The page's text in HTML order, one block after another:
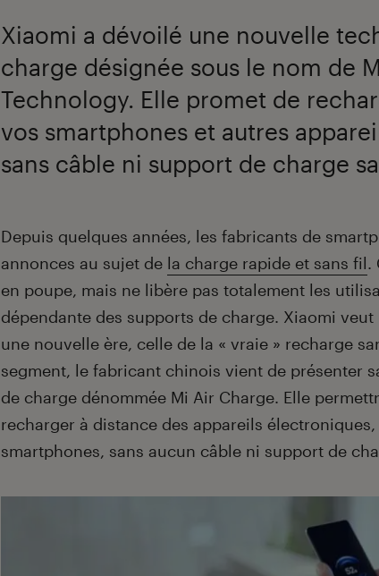
Xiaomi a dévoilé une nouvelle
charge désignée sous le nom de
Technology. Elle promet de
vos smartphones et autres
sans câble ni support de charge
Introduction
Depuis quelques années, les fabricants de
annonces au sujet de la charge rapide et sans fil.
en poupe, mais ne libère pas totalement les
dépendante des supports de charge. Xiaomi
une nouvelle ère, celle de la « vraie » recharge
segment, le fabricant chinois vient de présenter
de charge dénommée Mi Air Charge. Elle
recharger à distance des appareils
smartphones, sans aucun câble ni support de